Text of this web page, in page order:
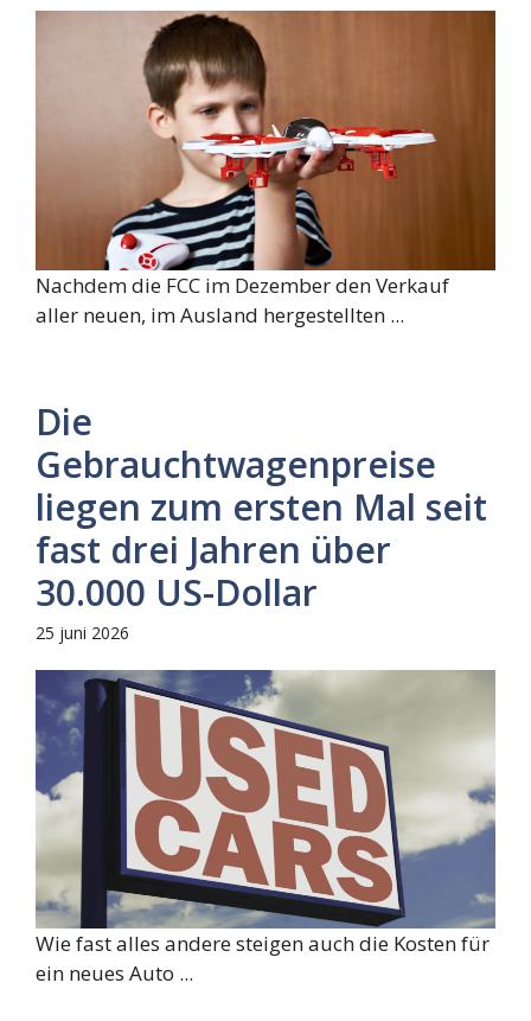
Nachdem die FCC im Dezember den Verkauf
aller neuen, im Ausland hergestellten ...
Die
Gebrauchtwagenpreise
liegen zum ersten Mal seit
fast drei Jahren über
30.000 US-Dollar
25 juni 2026
Wie fast alles andere steigen auch die Kosten für
ein neues Auto ...